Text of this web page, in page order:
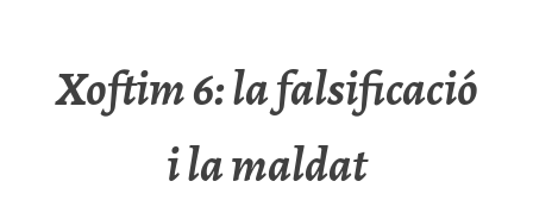
Xoftim 6: la falsificació
i la maldat